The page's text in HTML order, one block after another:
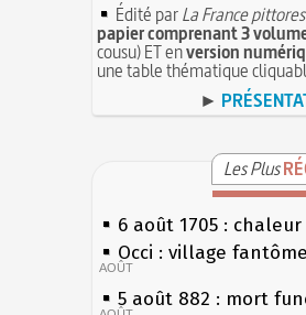
Édité parLa France
papier comprenant 3
cousu) ET enversion
une table thématique
►
Les Plus
6 août 1705 :
Occi : village
AOÛT
5 août 882 : mort